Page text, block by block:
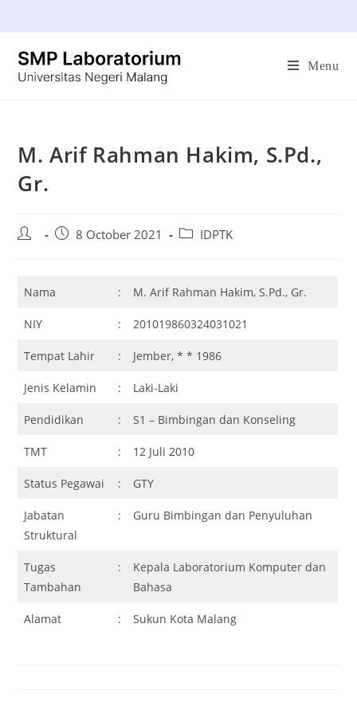
Menu
M. Arif Rahman Hakim, S.Pd.,
Gr.
8 October 2021 IDPTK
Nama : M. Arif Rahman Hakim, S.Pd., Gr.
NIY : 201019860324031021
Tempat Lahir : Jember, * * 1986
Jenis Kelamin : Laki-Laki
Pendidikan : S1 – Bimbingan dan Konseling
TMT : 12 Juli 2010
Status Pegawai : GTY
Jabatan
Struktural
: Guru Bimbingan dan Penyuluhan
Tugas
Tambahan
:
Kepala Laboratorium Komputer dan
Bahasa
Alamat : Sukun Kota Malang